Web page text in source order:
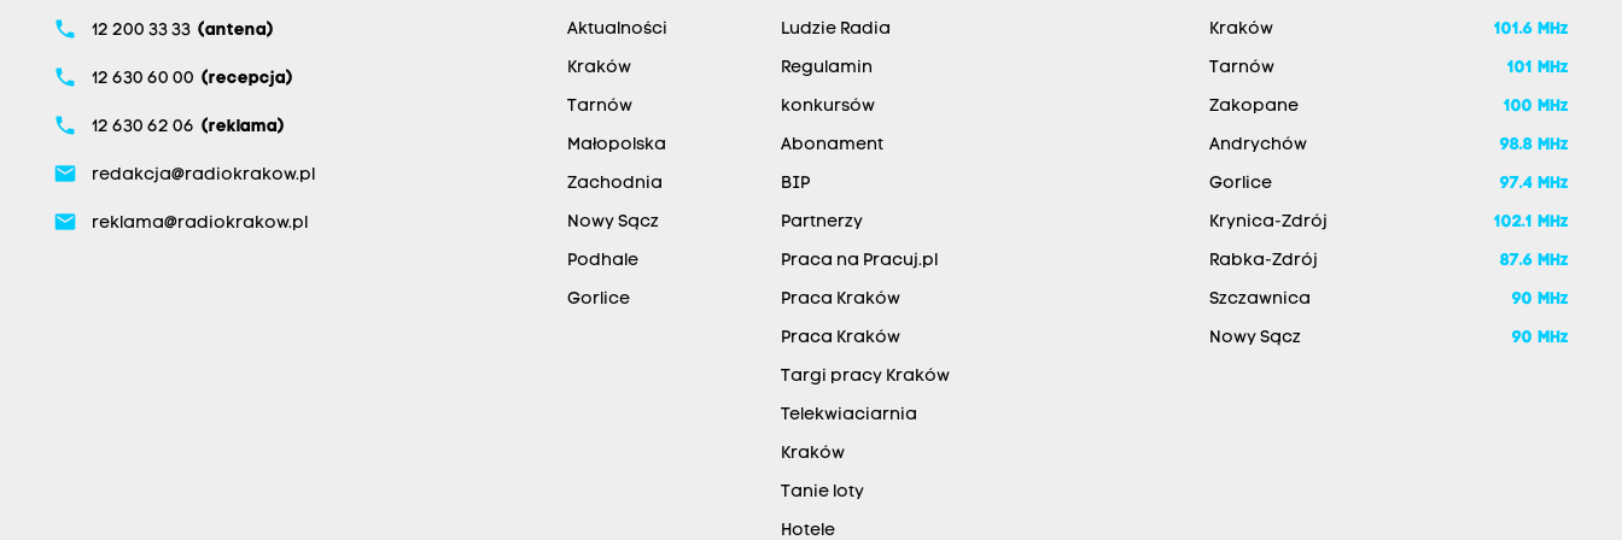
phone 12 200 33 33 (antena)
phone 12 630 60 00 (recepcja)
phone 12 630 62 06 (reklama)
email redakcja@radiokrakow.pl
email reklama@radiokrakow.pl
Aktualności
Kraków
Tarnów
Małopolska
Zachodnia
Nowy Sącz
Podhale
Gorlice
Ludzie Radia
Regulamin
konkursów
Abonament
BIP
Partnerzy
Praca na Pracuj.pl
Praca Kraków
Praca Kraków
Targi pracy Kraków
Telekwiaciarnia
Kraków
Tanie loty
Hotele
Kraków 101.6 MHz
Tarnów 101 MHz
Zakopane 100 MHz
Andrychów 98.8 MHz
Gorlice 97.4 MHz
Krynica-Zdrój 102.1 MHz
Rabka-Zdrój 87.6 MHz
Szczawnica 90 MHz
Nowy Sącz 90 MHz